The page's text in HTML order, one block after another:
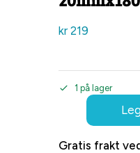
kr219
1 på lager
Gratis frakt